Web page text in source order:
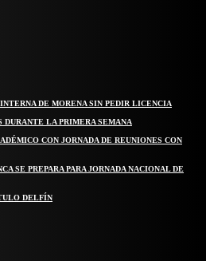
DE MORENA SIN PEDIR LICENCIA
DURANTE LA PRIMERA SEMANA
CON JORNADA DE REUNIONES CON
SE PREPARA PARA JORNADA NACIONAL DE
DELFÍN